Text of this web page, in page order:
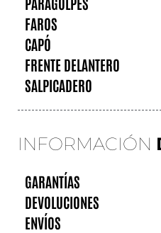
FAROS
CAPÓ
FRENTE DELANTERO
SALPICADERO
INFORMACIÓN
GARANTÍAS
DEVOLUCIONES
ENVÍOS